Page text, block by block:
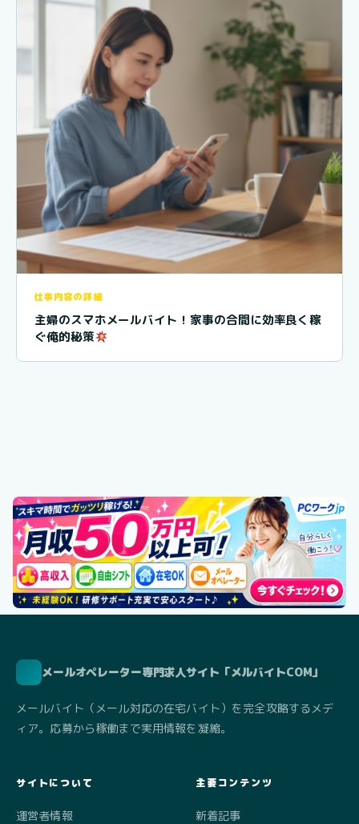
仕事内容の詳細
主婦のスマホメールバイト！家事の合間に効率良く稼
ぐ俺的秘策
メールオペレーター専門求人サイト「メルバイトCOM」
メールバイト（メール対応の在宅バイト）を完全攻略するメデ
ィア。応募から稼働まで実用情報を凝縮。
サイトについて
運営者情報
主要コンテンツ
新着記事